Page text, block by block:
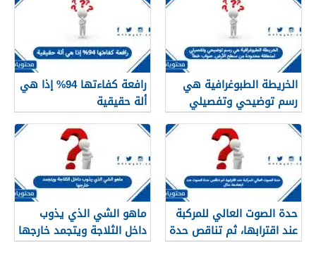
الخريطة الطبوغرافية هي
رسم توضيحي وتفصيلي
لمنطقة محدودة من سطح
الأرض. صواب خطأ
رافعة كفاءتها 94% إذا هي
ألة حقيقية
حدة الصوت العالي للمركبة
عند اقترابها، ثم تناقص حدة
الصوت عند ابتعادها، مثال
ماهو الشي الذي يذوب
داخل الثلاجة ويتجمد خارجها